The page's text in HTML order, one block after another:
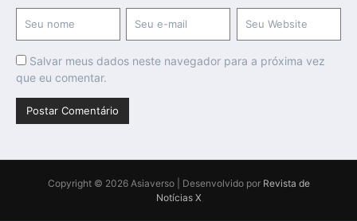
Salvar meus dados neste navegador para a próxima vez
que eu comentar.
Copyright © 2026 Asiaverso | Desenvolvido por Revista de
Notícias X